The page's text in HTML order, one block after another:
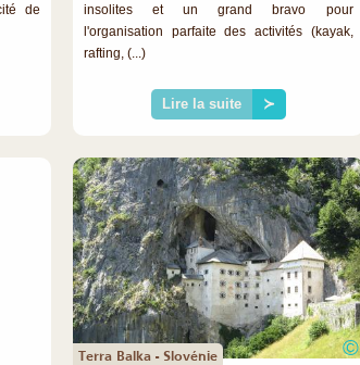
de
insolites et un grand bravo pour
l'organisation parfaite des activités (kayak,
rafting, (...)
Lire la suite ≻
Terra Balka - Slovénie ©